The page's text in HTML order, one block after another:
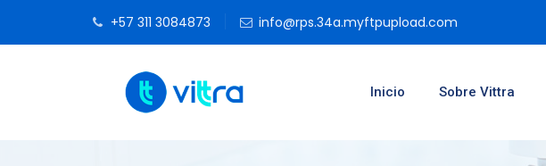
+57 311 3084873 info@rps.34a.myftpupload.com
Inicio Sobre Vittra